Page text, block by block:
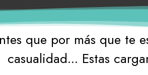
que por más que te
casualidad... Estas